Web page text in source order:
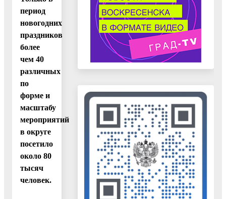
период
новогодних
праздников
более
чем 40
различных
по
форме и
масштабу
мероприятий
в округе
посетило
около 80
тысяч
человек.